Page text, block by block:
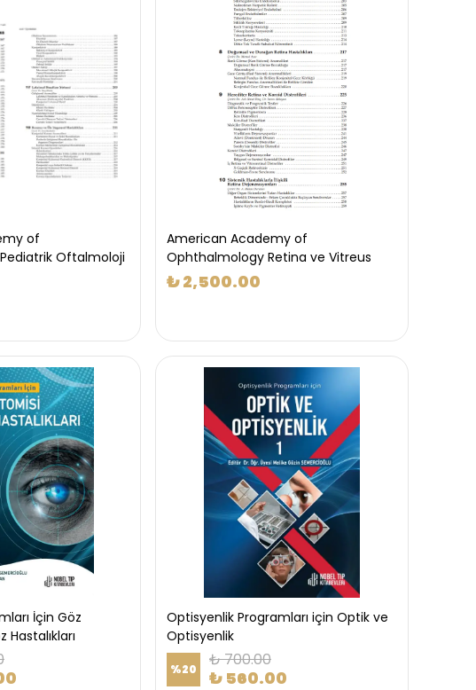
of
Oftalmoloji
American Academy of
Ophthalmology Retina ve Vitreus
₺ 2,500.00
İçin Göz
Optisyenlik Programları için Optik ve
Optisyenlik
%20 ₺ 700.00
₺ 560.00